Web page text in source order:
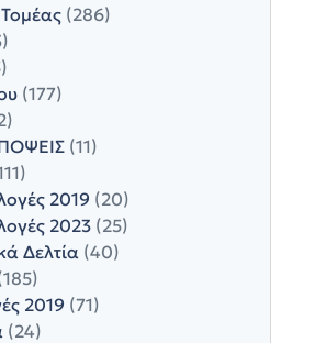
(286)
(177)
(11)
2019 (20)
2023(25)
Δελτία(40)
2019 (71)
(24)